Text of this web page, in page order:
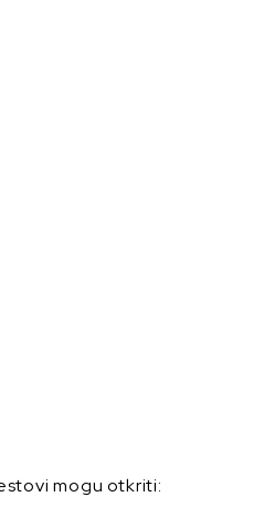
mogu otkriti: